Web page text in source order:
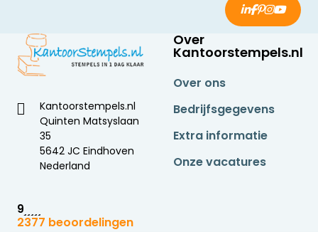
Kantoorstempels.nl
Quinten Matsyslaan
35
5642 JC Eindhoven
Nederland
9
2377 beoordelingen
Over
Kantoorstempels.nl
Over ons
Bedrijfsgegevens
Extra informatie
Onze vacatures